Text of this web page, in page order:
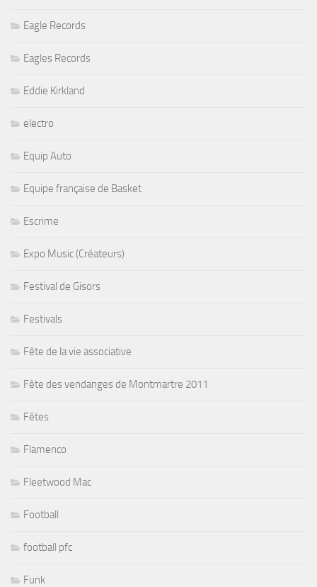
Eagle Records
Eagles Records
Eddie Kirkland
electro
Equip Auto
Equipe française de Basket
Escrime
Expo Music (Créateurs)
Festival de Gisors
Festivals
Fête de la vie associative
Fête des vendanges de Montmartre 2011
Fêtes
Flamenco
Fleetwood Mac
Football
football pfc
Funk